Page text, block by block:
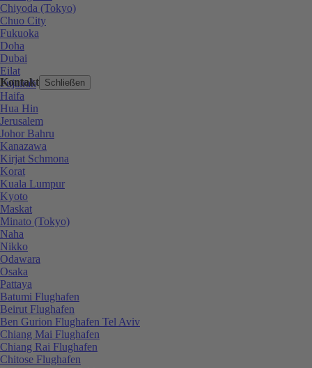
Kontakt Schließen
Chiyoda (Tokyo)
Chuo City
Fukuoka
Doha
Dubai
Eilat
Fujairah
Haifa
Hua Hin
Jerusalem
Johor Bahru
Kanazawa
Kirjat Schmona
Korat
Kuala Lumpur
Kyoto
Maskat
Minato (Tokyo)
Naha
Nikko
Odawara
Osaka
Pattaya
Batumi Flughafen
Beirut Flughafen
Ben Gurion Flughafen Tel Aviv
Chiang Mai Flughafen
Chiang Rai Flughafen
Chitose Flughafen